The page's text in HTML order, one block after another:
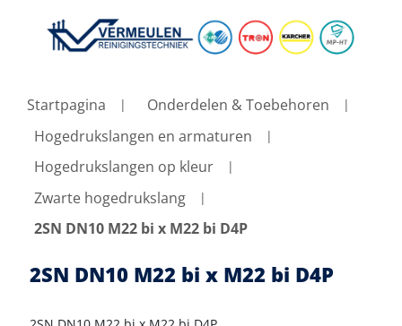
Startpagina
Onderdelen & Toebehoren
Hogedrukslangen en armaturen
Hogedrukslangen op kleur
Zwarte hogedrukslang
2SN DN10 M22 bi x M22 bi D4P
2SN DN10 M22 bi x M22 bi D4P